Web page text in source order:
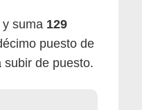
suma 129
puesto de
subir de puesto.